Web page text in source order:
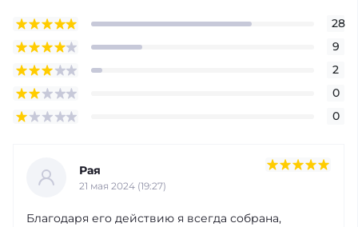
28
9
2
0
0
Рая
21 мая 2024 (19:27)
Благодаря его действию я всегда собрана,